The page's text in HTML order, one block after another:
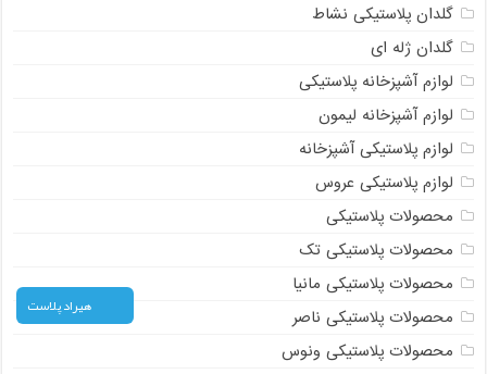
گلدان پلاستیکی نشاط
گلدان ژله ای
لوازم آشپزخانه پلاستیکی
لوازم آشپزخانه لیمون
لوازم پلاستیکی آشپزخانه
لوازم پلاستیکی عروس
محصولات پلاستیکی
محصولات پلاستیکی تک
محصولات پلاستیکی مانیا
محصولات پلاستیکی ناصر
محصولات پلاستیکی ونوس
هیراد پلاست